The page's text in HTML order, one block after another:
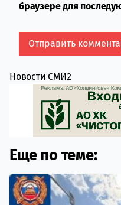
браузере для
Новости СМИ2
Еще по теме: